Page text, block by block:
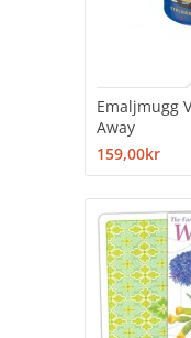
Emaljmugg
Away
159,00kr